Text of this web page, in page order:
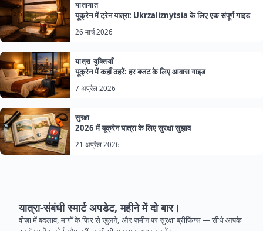
यातायात
यूक्रेन में ट्रेन यात्रा: Ukrzaliznytsia के लिए एक संपूर्ण गाइड
26 मार्च 2026
यात्रा युक्तियाँ
यूक्रेन में कहाँ ठहरें: हर बजट के लिए आवास गाइड
7 अप्रैल 2026
सुरक्षा
2026 में यूक्रेन यात्रा के लिए सुरक्षा सुझाव
21 अप्रैल 2026
यात्रा-संबंधी स्मार्ट अपडेट, महीने में दो बार।
वीज़ा में बदलाव, मार्गों के फिर से खुलने, और ज़मीन पर सुरक्षा ब्रीफिंग्स — सीधे आपके